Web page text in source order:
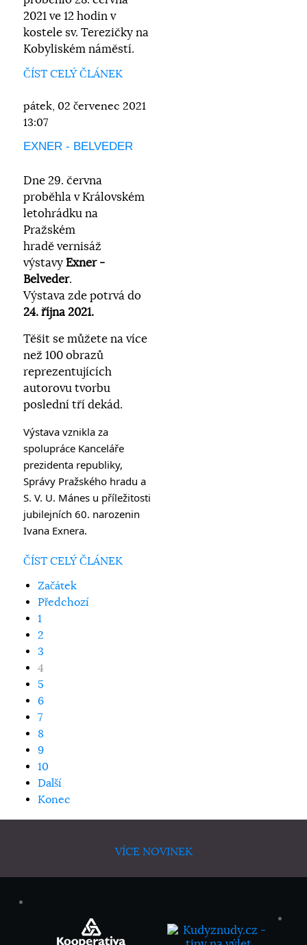
2021 ve 12 hodin v
kostele sv. Terezičky na
Kobyliském náměstí.
ČÍST CELÝ ČLÁNEK
pátek, 02 červenec 2021
13:07
EXNER - BELVEDER
Dne 29. června
proběhla v Královském
letohrádku na
Pražském
hradě vernisáž
výstavy Exner -
Belveder.
Výstava zde potrvá do
24. října 2021.
Těšit se můžete na více
než 100 obrazů
reprezentujících
autorovu tvorbu
poslední tří dekád.
Výstava vznikla za
spolupráce Kanceláře
prezidenta republiky,
Správy Pražského hradu a
S. V. U. Mánes u příležitosti
jubilejních 60. narozenin
Ivana Exnera.
ČÍST CELÝ ČLÁNEK
Začátek
Předchozí
1
2
3
4
5
6
7
8
9
10
Další
Konec
VÍCE NOVINEK